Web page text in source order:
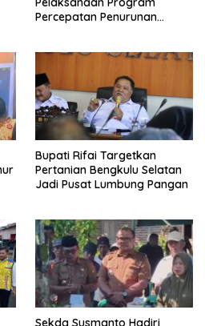
Percepatan Penurunan
Bupati Rifai Targetkan
Pertanian Bengkulu Selatan
Jadi Pusat Lumbung Pangan